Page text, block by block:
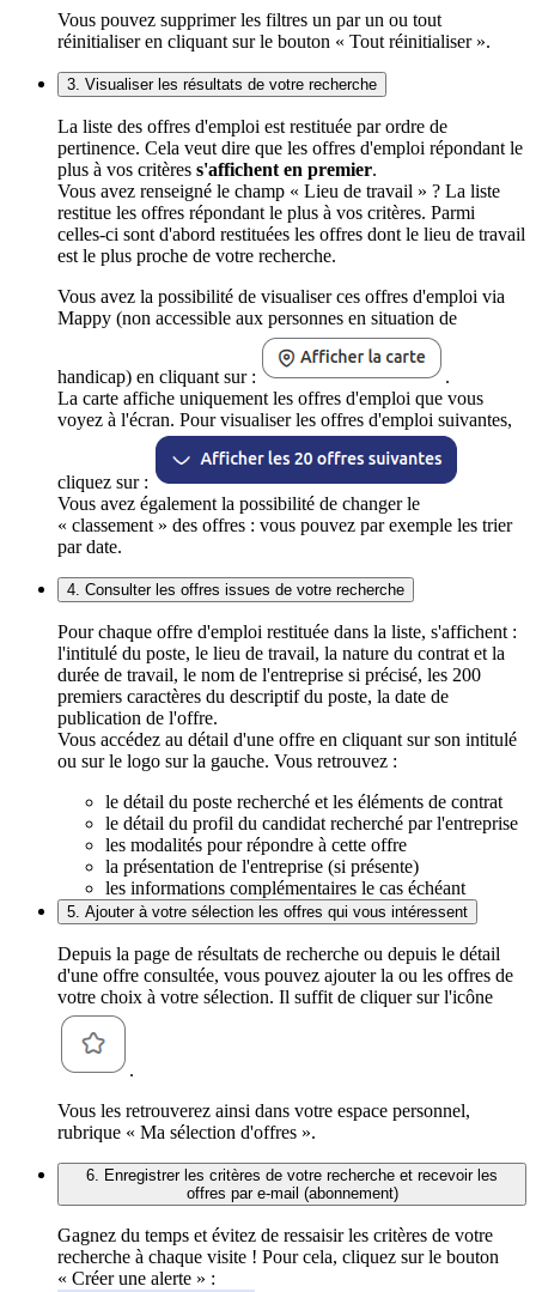
Vous pouvez supprimer les filtres un par un ou tout
réinitialiser en cliquant sur le bouton « Tout réinitialiser ».
3. Visualiser les résultats de votre recherche
La liste des offres d'emploi est restituée par ordre de
pertinence. Cela veut dire que les offres d'emploi répondant le
plus à vos critères s'affichent en premier.
Vous avez renseigné le champ « Lieu de travail » ? La liste
restitue les offres répondant le plus à vos critères. Parmi
celles-ci sont d'abord restituées les offres dont le lieu de travail
est le plus proche de votre recherche.
Vous avez la possibilité de visualiser ces offres d'emploi via
Mappy (non accessible aux personnes en situation de
handicap) en cliquant sur :
.
La carte affiche uniquement les offres d'emploi que vous
voyez à l'écran. Pour visualiser les offres d'emploi suivantes,
cliquez sur :
Vous avez également la possibilité de changer le
« classement » des offres : vous pouvez par exemple les trier
par date.
4. Consulter les offres issues de votre recherche
Pour chaque offre d'emploi restituée dans la liste, s'affichent :
l'intitulé du poste, le lieu de travail, la nature du contrat et la
durée de travail, le nom de l'entreprise si précisé, les 200
premiers caractères du descriptif du poste, la date de
publication de l'offre.
Vous accédez au détail d'une offre en cliquant sur son intitulé
ou sur le logo sur la gauche. Vous retrouvez :
le détail du poste recherché et les éléments de contrat
le détail du profil du candidat recherché par l'entreprise
les modalités pour répondre à cette offre
la présentation de l'entreprise (si présente)
les informations complémentaires le cas échéant
5. Ajouter à votre sélection les offres qui vous intéressent
Depuis la page de résultats de recherche ou depuis le détail
d'une offre consultée, vous pouvez ajouter la ou les offres de
votre choix à votre sélection. Il suffit de cliquer sur l'icône
.
Vous les retrouverez ainsi dans votre espace personnel,
rubrique « Ma sélection d'offres ».
6. Enregistrer les critères de votre recherche et recevoir les
offres par e-mail (abonnement)
Gagnez du temps et évitez de ressaisir les critères de votre
recherche à chaque visite ! Pour cela, cliquez sur le bouton
« Créer une alerte » :